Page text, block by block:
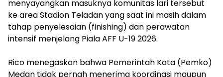
menyayangkan masuknya komunitas lari tersebut
ke area Stadion Teladan yang saat ini masih dalam
tahap penyelesaian (finishing) dan perawatan
intensif menjelang Piala AFF U-19 2026.
‎Rico menegaskan bahwa Pemerintah Kota (Pemko)
Medan tidak pernah menerima koordinasi maupun